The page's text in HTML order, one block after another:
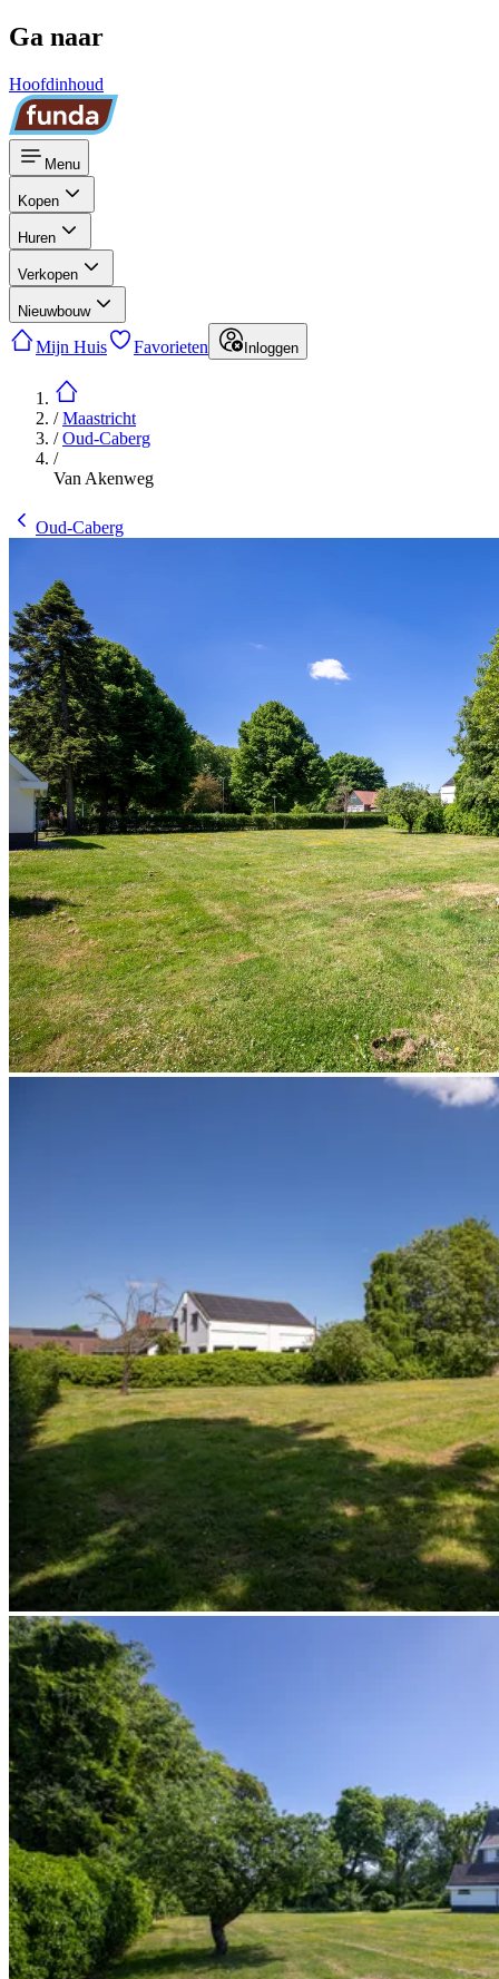
Ga naar
Hoofdinhoud
Menu
Kopen
Huren
Verkopen
Nieuwbouw
Mijn Huis Favorieten Inloggen
/Maastricht
/Oud-Caberg
/
Van Akenweg
Oud-Caberg